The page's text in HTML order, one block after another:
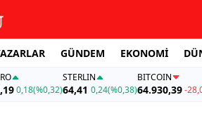
GÜNDEM EKONOMİ
0,18(%0,32)
STERLIN
64,41 0,24(%0,38)
BITCOIN
64.930,39-